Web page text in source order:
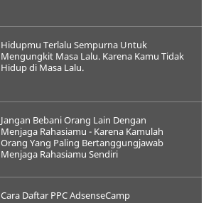
Hidupmu Terlalu Sempurna Untuk
Mengungkit Masa Lalu. Karena Kamu Tidak
Hidup di Masa Lalu.
Jangan Bebani Orang Lain Dengan
Menjaga Rahasiamu - Karena Kamulah
Orang Yang Paling Bertanggungjawab
Menjaga Rahasiamu Sendiri
Cara Daftar PPC AdsenseCamp